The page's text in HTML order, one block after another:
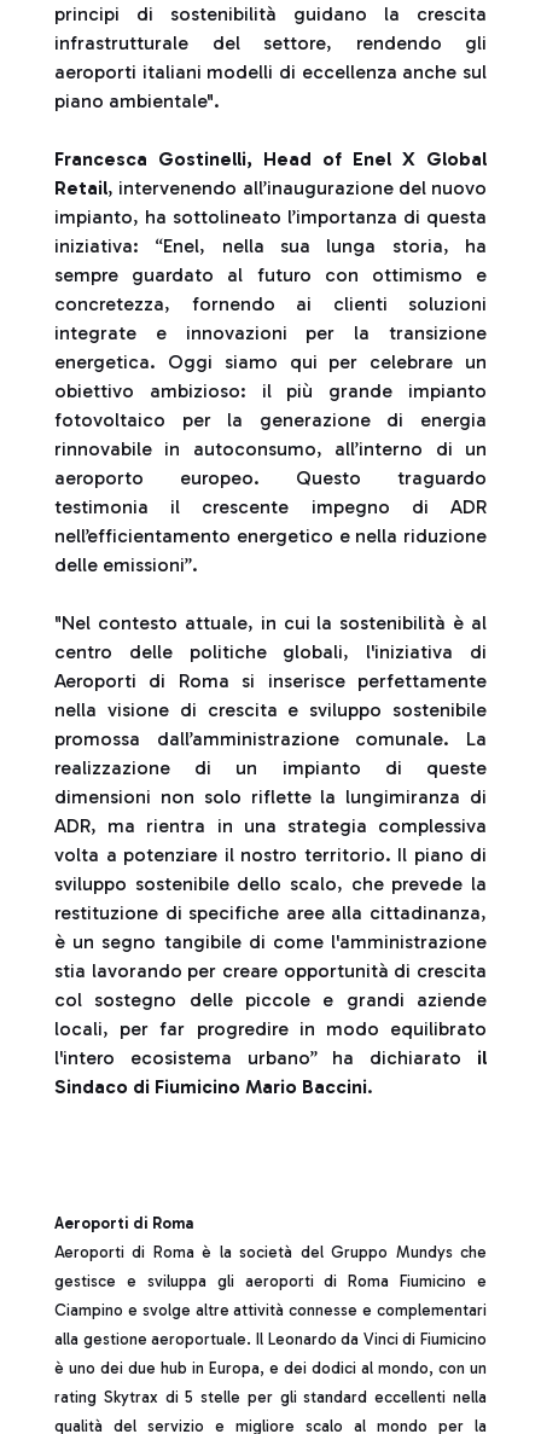
principi di sostenibilità guidano la crescita
infrastrutturale del settore, rendendo gli
aeroporti italiani modelli di eccellenza anche sul
piano ambientale".
Francesca Gostinelli, Head of Enel X Global
Retail, intervenendo all’inaugurazione del nuovo
impianto, ha sottolineato l’importanza di questa
iniziativa: “Enel, nella sua lunga storia, ha
sempre guardato al futuro con ottimismo e
concretezza, fornendo ai clienti soluzioni
integrate e innovazioni per la transizione
energetica. Oggi siamo qui per celebrare un
obiettivo ambizioso: il più grande impianto
fotovoltaico per la generazione di energia
rinnovabile in autoconsumo, all’interno di un
aeroporto europeo. Questo traguardo
testimonia il crescente impegno di ADR
nell’efficientamento energetico e nella riduzione
delle emissioni”.
"Nel contesto attuale, in cui la sostenibilità è al
centro delle politiche globali, l'iniziativa di
Aeroporti di Roma si inserisce perfettamente
nella visione di crescita e sviluppo sostenibile
promossa dall’amministrazione comunale. La
realizzazione di un impianto di queste
dimensioni non solo riflette la lungimiranza di
ADR, ma rientra in una strategia complessiva
volta a potenziare il nostro territorio. Il piano di
sviluppo sostenibile dello scalo, che prevede la
restituzione di specifiche aree alla cittadinanza,
è un segno tangibile di come l'amministrazione
stia lavorando per creare opportunità di crescita
col sostegno delle piccole e grandi aziende
locali, per far progredire in modo equilibrato
l'intero ecosistema urbano” ha dichiarato il
Sindaco di Fiumicino Mario Baccini.
Aeroporti di Roma
Aeroporti di Roma è la società del Gruppo Mundys che
gestisce e sviluppa gli aeroporti di Roma Fiumicino e
Ciampino e svolge altre attività connesse e complementari
alla gestione aeroportuale. Il Leonardo da Vinci di Fiumicino
è uno dei due hub in Europa, e dei dodici al mondo, con un
rating Skytrax di 5 stelle per gli standard eccellenti nella
qualità del servizio e migliore scalo al mondo per la